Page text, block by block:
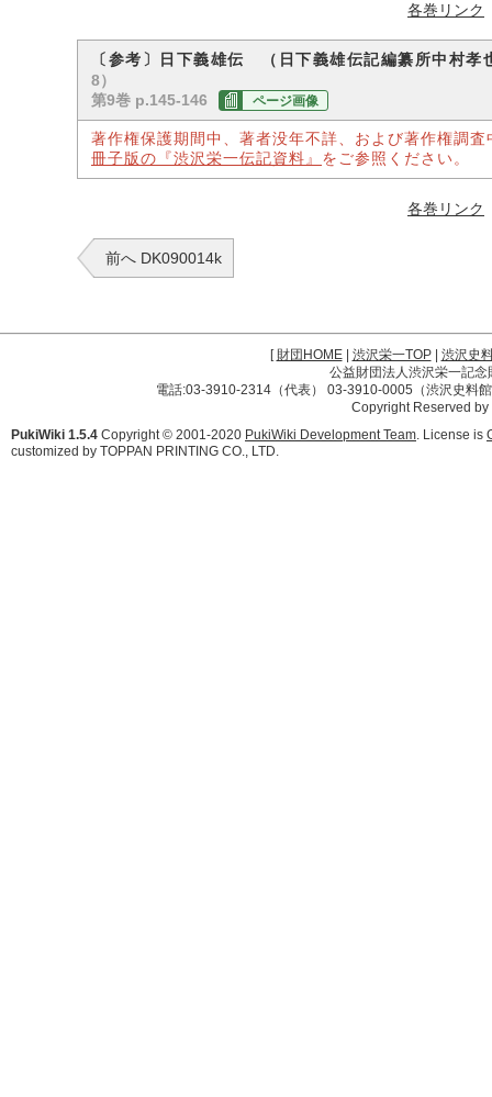
各巻リンク
〔参考〕日下義雄伝 （日下義雄伝記編纂所中村
8）
第9巻 p.145-146
ページ画像
著作権保護期間中、著者没年不詳、および著作権調
冊子版の『渋沢栄一伝記資料』 をご参照ください。
各巻リンク
前へ DK090014k
[財団HOME| 渋沢栄一TOP| 渋沢史
公益財団法人渋沢栄一記
電話:03-3910-2314（代表） 03-3910-0005（渋沢史料
Copyright Reserved
PukiWiki 1.5.4 Copyright © 2001-2020 PukiWiki Development Team. License is
customized by TOPPAN PRINTING CO., LTD.